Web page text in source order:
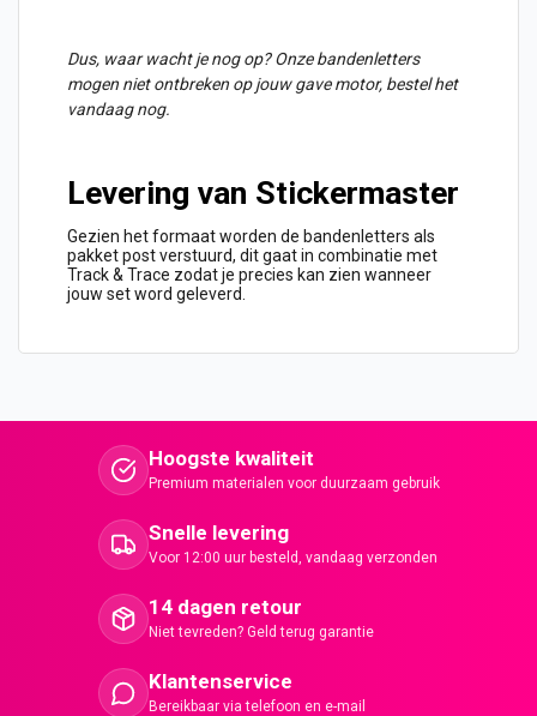
Dus, waar wacht je nog op? Onze bandenletters
mogen niet ontbreken op jouw gave motor, bestel het
vandaag nog.
Levering van Stickermaster
Gezien het formaat worden de bandenletters als
pakket post verstuurd, dit gaat in combinatie met
Track & Trace zodat je precies kan zien wanneer
jouw set word geleverd.
Hoogste kwaliteit
Premium materialen voor duurzaam gebruik
Snelle levering
Voor 12:00 uur besteld, vandaag verzonden
14 dagen retour
Niet tevreden? Geld terug garantie
Klantenservice
Bereikbaar via telefoon en e-mail